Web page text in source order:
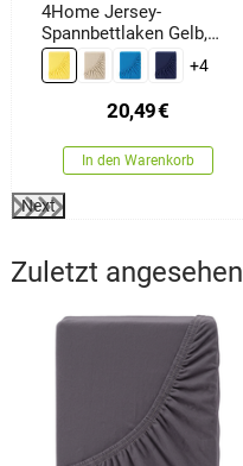
4Home Jersey-
Spannbettlaken Gelb,
180 x 200 cm
+4
20,49€
In den Warenkorb
Next
Zuletzt angesehen